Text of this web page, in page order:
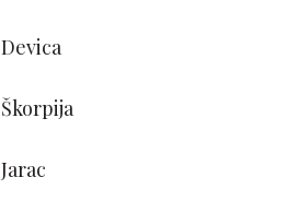
Devica
Škorpija
Jarac